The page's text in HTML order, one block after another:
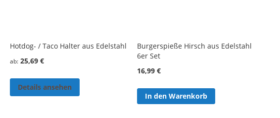
Hotdog- / Taco Halter aus Edelstahl
ab 25,69 €
Details ansehen
Burgerspieße Hirsch aus Edelstahl
6er Set
16,99 €
In den Warenkorb